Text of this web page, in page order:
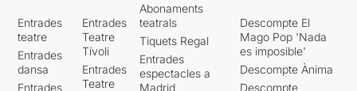
Entrades
teatre
Entrades
dansa
Entrades
Entrades
Teatre
Tívoli
Entrades
Teatre
Abonaments
teatrals
Tiquets Regal
Entrades
espectacles a
Madrid
Descompte El
Mago Pop 'Nada
es imposible'
Descompte Ànima
Descompte